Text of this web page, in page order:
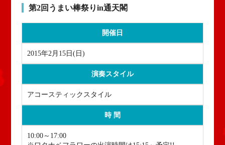
第2回うまい棒祭りin通天閣
開催日
2015年2月15日 (日)
演奏スタイル
アコースティックスタイル
時 間
10:00～17:00